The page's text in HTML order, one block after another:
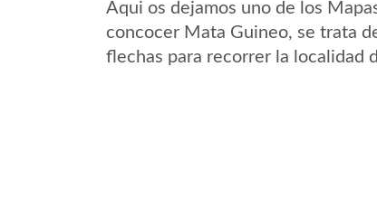
Aqui os dejamos uno de los
concocer Mata Guineo, se trata
flechas para recorrer la localidad